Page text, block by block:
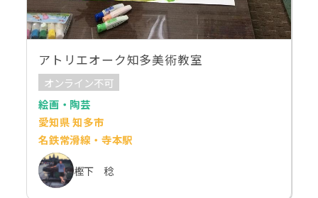
アトリエオーク知多美術教室
オンライン不可
絵画・陶芸
愛知県 知多市
名鉄常滑線・寺本駅
樫下 稔